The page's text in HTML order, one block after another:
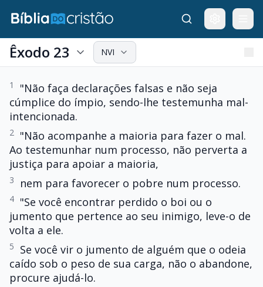
Êxodo 23 NVI
1
"Não faça declarações falsas e não seja
cúmplice do ímpio, sendo-lhe testemunha mal-
intencionada.
2
"Não acompanhe a maioria para fazer o mal.
Ao testemunhar num processo, não perverta a
justiça para apoiar a maioria,
3 nem para favorecer o pobre num processo.
4 "Se você encontrar perdido o boi ou o
jumento que pertence ao seu inimigo, leve-o de
volta a ele.
5
Se você vir o jumento de alguém que o odeia
caído sob o peso de sua carga, não o abandone,
procure ajudá-lo.